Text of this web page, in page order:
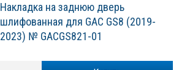
Накладка на заднюю дверь
шлифованная для GAC GS8 (2019-
2023) № GACGS821-01